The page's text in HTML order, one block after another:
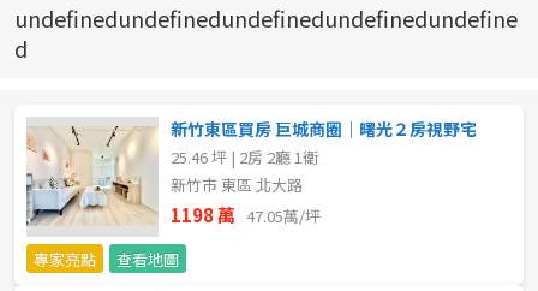
基隆市
宜蘭縣
桃園市
新竹市
類型(可複選)
不拘 公寓 電梯大樓
別墅 透天厝
undefinedundefinedundefinedundefinedundefine
d
新竹東區買房 巨城商圈｜曙光２房視野宅
25.46 坪 | 2房 2廳 1衛
新竹市 東區 北大路
1198 萬 47.05萬/坪
專家亮點
查看地圖